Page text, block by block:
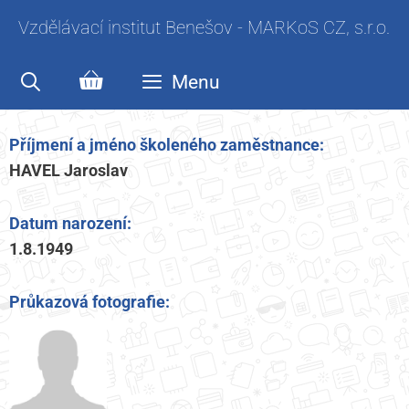
Vzdělávací institut Benešov - MARKoS CZ, s.r.o.
Menu
Příjmení a jméno školeného zaměstnance:
HAVEL Jaroslav
Datum narození:
1.8.1949
Průkazová fotografie: